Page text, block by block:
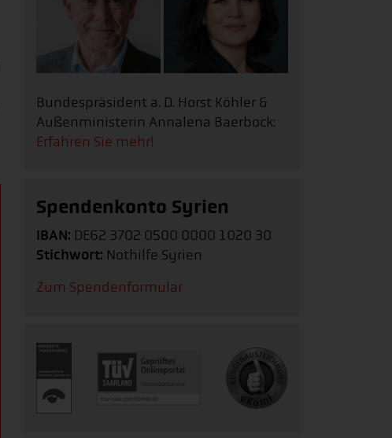
Bundespräsident a. D. Horst Köhler &
Außenministerin Annalena Baerbock:
Erfahren Sie mehr!
Spendenkonto Syrien
IBAN: DE62 3702 0500 0000 1020 30
Stichwort: Nothilfe Syrien
Zum Spendenformular